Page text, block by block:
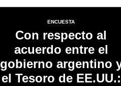
ENCUESTA
Con respecto al
acuerdo entre el
gobierno argentino
el Tesoro de EE.UU.: